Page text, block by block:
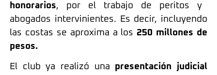
honorarios, por el trabajo de peritos y
abogados intervinientes. Es decir, incluyendo
las costas se aproxima a los 250 millones de
pesos.
El club ya realizó una presentación judicial